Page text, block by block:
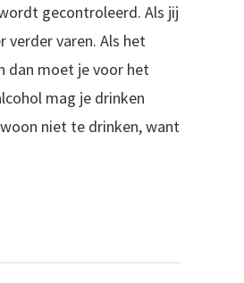
gecontroleerd. Als jij
verder varen. Als het
dan moet je voor het
mag je drinken
niet te drinken, want